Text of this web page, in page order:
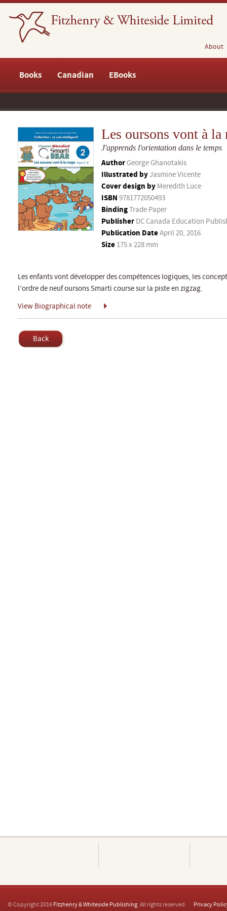
About
Books Canadian EBooks
Les oursons vont à la
J'apprends l'orientation dans le temps
AuthorGeorge Ghanotakis
Illustrated byJasmine Vicente
Cover design by Meredith Luce
ISBN 9781772050493
BindingTrade Paper
Publisher DC Canada Education
Publication DateApril 20, 2016
Size 175 x 228 mm
Les enfants vont développer des compétences logiques, les
l’ordre de neuf oursons Smarti course sur la piste en zigzag.
View Biographical note
Back
© Copyright 2016 Fitzhenry & Whiteside Publishing. All rights reserved. Privacy